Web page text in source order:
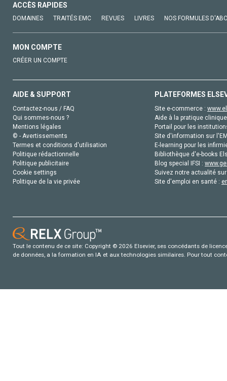
ACCÈS RAPIDES
DOMAINES TRAITÉS EMC REVUES LIVRES NOS FORMULES
MON COMPTE
CRÉER UN COMPTE
AIDE & SUPPORT
Contactez-nous / FAQ
Qui sommes-nous ?
Mentions légales
© - Avertissements
Termes et conditions d'utilisation
Politique rédactionnelle
Politique publicitaire
Cookie settings
Politique de la vie privée
PLATEFORMES
Site e-commerce :
Aide à la pratique
Portail pour les
Site d'information sur
E-learning pour les
Bibliothèque d'e-books
Blog special IFSI :
Suivez notre actualité
Site d'emploi en santé :
Tout le contenu de ce site: Copyright © 2026 Elsevier, ses concédants de
de données, a la formation en IA et aux technologies similaires. Pour tout